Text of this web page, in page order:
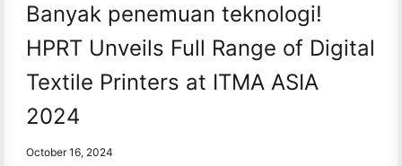
Banyak penemuan teknologi!
HPRT Unveils Full Range of Digital
Textile Printers at ITMA ASIA
2024
October 16, 2024